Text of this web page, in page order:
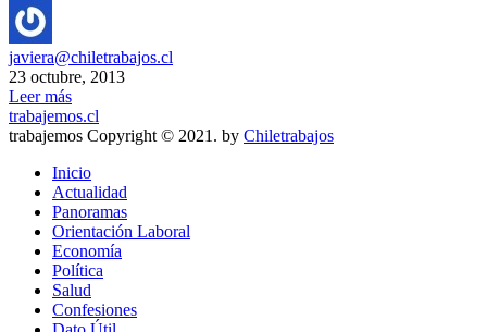
javiera@chiletrabajos.cl
23 octubre, 2013
Leer más
trabajemos.cl
trabajemos Copyright © 2021. by Chiletrabajos
Inicio
Actualidad
Panoramas
Orientación Laboral
Economía
Política
Salud
Confesiones